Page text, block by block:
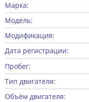
Марка:
Модель:
Модификация:
Дата регистрации:
Пробег:
Тип двигателя:
Объём двигателя: